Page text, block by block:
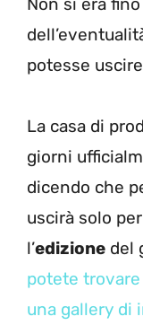
potesse
La casa di
giorni
dicendo che
uscirà solo
l’edizione del
potete
una gallery di